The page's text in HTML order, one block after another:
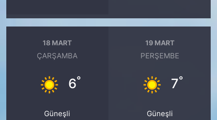
18 MART
ÇARŞAMBA
6°
Güneşli
19 MART
PERŞEMBE
7°
Güneşli